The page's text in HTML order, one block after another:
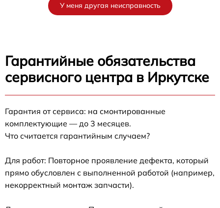
У меня другая неисправность
Гарантийные обязательства
сервисного центра в Иркутске
Гарантия от сервиса: на смонтированные
комплектующие — до 3 месяцев.
Что считается гарантийным случаем?
Для работ: Повторное проявление дефекта, который
прямо обусловлен с выполненной работой (например,
некорректный монтаж запчасти).